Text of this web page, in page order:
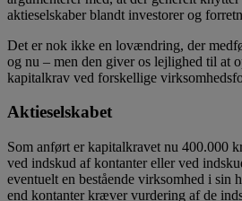
aktieselskaber blandt investorer og
Det er nok ikke en lovændring, der
og nu – men den giver os lejlighed til at
kapitalkrav ved forskellige
Aktieselskabet
Som anført er kapitalkravet nu 400.000
ved indskud af kontanter eller ved
eventuelt en bestående virksomhed i sin
end kontanter kræver vurdering af de